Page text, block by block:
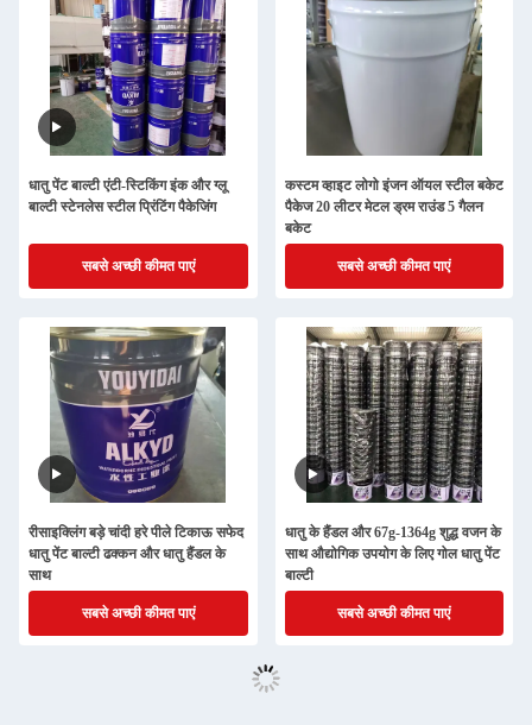
धातु पेंट बाल्टी एंटी-स्टिकिंग इंक और ग्लू
बाल्टी स्टेनलेस स्टील प्रिंटिंग पैकेजिंग
सबसे अच्छी कीमत पाएं
कस्टम व्हाइट लोगो इंजन ऑयल स्टील बकेट
पैकेज 20 लीटर मेटल ड्रम राउंड 5 गैलन
बकेट
सबसे अच्छी कीमत पाएं
रीसाइक्लिंग बड़े चांदी हरे पीले टिकाऊ सफेद
धातु पेंट बाल्टी ढक्कन और धातु हैंडल के
साथ
सबसे अच्छी कीमत पाएं
धातु के हैंडल और 67g-1364g शुद्ध वजन के
साथ औद्योगिक उपयोग के लिए गोल धातु पेंट
बाल्टी
सबसे अच्छी कीमत पाएं